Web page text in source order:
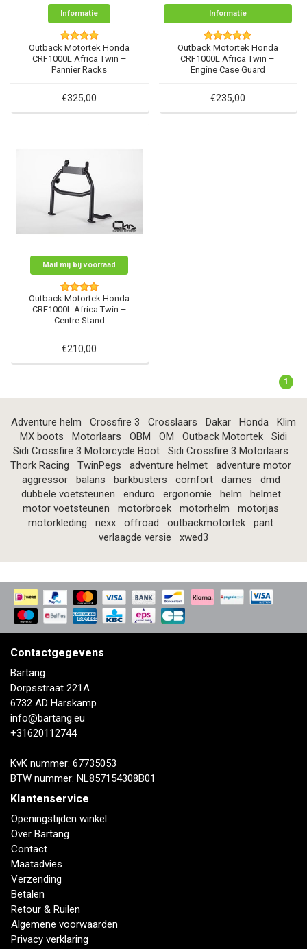
Informatie
Outback Motortek Honda
CRF1000L Africa Twin –
Pannier Racks
€325,00
Informatie
Outback Motortek Honda
CRF1000L Africa Twin –
Engine Case Guard
€235,00
Mail mij bij voorraad
Outback Motortek Honda
CRF1000L Africa Twin –
Centre Stand
€210,00
1
Adventure helm Crossfire 3 Crosslaars Dakar Honda
Klim
MX boots
Motorlaars OBM OM Outback Motortek
Sidi
Sidi Crossfire 3 Motorcycle Boot
Sidi Crossfire 3 Motorlaars
Thork Racing
TwinPegs adventure helmet
adventure motor
aggressor
balans barkbusters comfort dames
dmd
dubbele voetsteunen
enduro ergonomie helm
helmet
motor voetsteunen
motorbroek motorhelm
motorjas
motorkleding
nexx offroad outbackmotortek
pant
verlaagde versie
xwed3
Contactgegevens
Bartang
Dorpsstraat 221A
6732 AD Harskamp
info@bartang.eu
+31620112744
KvK nummer: 67735053
BTW nummer: NL857154308B01
Klantenservice
Openingstijden winkel
Over Bartang
Contact
Maatadvies
Verzending
Betalen
Retour & Ruilen
Algemene voorwaarden
Privacy verklaring